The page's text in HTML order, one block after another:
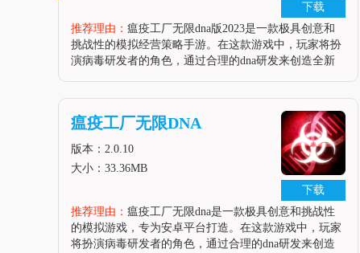
下载
推荐理由： 瘟疫工厂无限dna版2023是一款极具创意和
挑战性的模拟经营策略手游。在这款游戏中，玩家将扮
演病毒研发者的角色，通过合理的dna研发来创造全新
下载
瘟疫工厂无限DNA
版本：2.0.10
大小：33.36MB
推荐理由： 瘟疫工厂无限dna是一款极具创意和挑战性
的模拟游戏，专为安卓平台打造。在这款游戏中，玩家
将扮演病毒研发者的角色，通过合理的dna研发来创造